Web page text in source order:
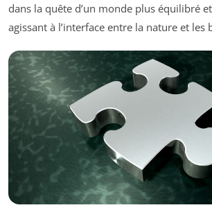
dans la quête d’un monde plus équilibré
agissant à l’interface entre la nature et les